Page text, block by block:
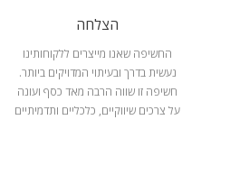
הצלחה
החשיפה שאנו מייצרים ללקוחותינו
נעשית בדרך ובעיתוי המדויקים ביותר.
חשיפה זו שווה הרבה מאד כסף ועונה
על צרכים שיווקיים, כלכליים ותדמיתיים